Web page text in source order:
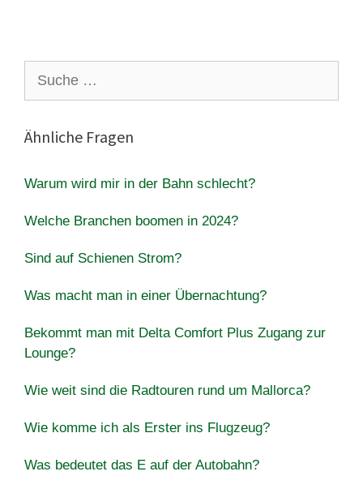
nach:
Ähnliche Fragen
Warum wird mir in der Bahn schlecht?
Welche Branchen boomen in 2024?
Sind auf Schienen Strom?
Was macht man in einer Übernachtung?
Bekommt man mit Delta Comfort Plus Zugang zur
Lounge?
Wie weit sind die Radtouren rund um Mallorca?
Wie komme ich als Erster ins Flugzeug?
Was bedeutet das E auf der Autobahn?